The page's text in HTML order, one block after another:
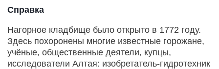
Справка
Нагорное кладбище было открыто в 1772 году.
Здесь похоронены многие известные горожане,
учёные, общественные деятели, купцы,
исследователи Алтая: изобретатель-гидротехник